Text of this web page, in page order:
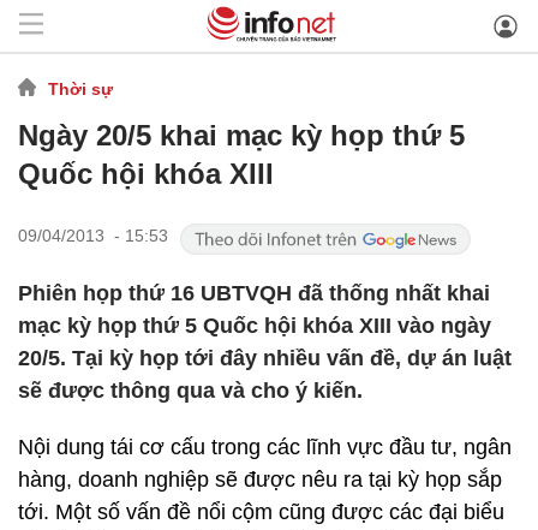
Thời sự
Ngày 20/5 khai mạc kỳ họp thứ 5
Quốc hội khóa XIII
09/04/2013 - 15:53
Phiên họp thứ 16 UBTVQH đã thống nhất khai
mạc kỳ họp thứ 5 Quốc hội khóa XIII vào ngày
20/5. Tại kỳ họp tới đây nhiều vấn đề, dự án luật
sẽ được thông qua và cho ý kiến.
Nội dung tái cơ cấu trong các lĩnh vực đầu tư, ngân
hàng, doanh nghiệp sẽ được nêu ra tại kỳ họp sắp
tới. Một số vấn đề nổi cộm cũng được các đại biểu